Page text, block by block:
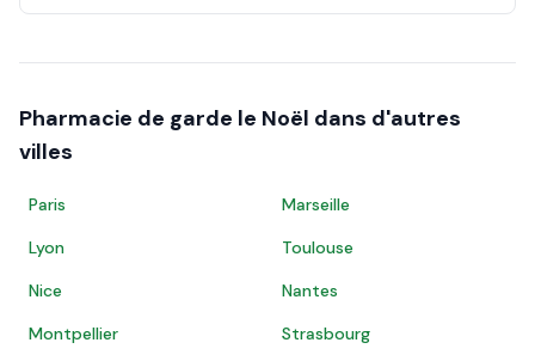
Pharmacie de garde le Noël dans d'autres
villes
Paris
Marseille
Lyon
Toulouse
Nice
Nantes
Montpellier
Strasbourg